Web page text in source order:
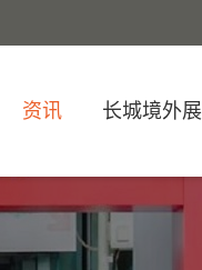
资讯 长城境外展